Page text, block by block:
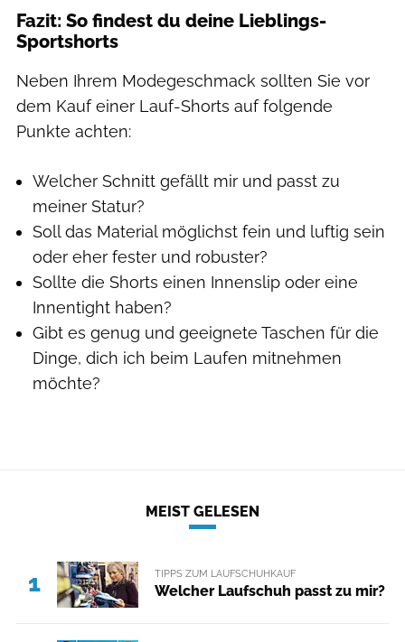
Fazit: So findest du deine Lieblings-
Sportshorts
Neben Ihrem Modegeschmack sollten Sie vor
dem Kauf einer Lauf-Shorts auf folgende
Punkte achten:
Welcher Schnitt gefällt mir und passt zu
meiner Statur?
Soll das Material möglichst fein und luftig sein
oder eher fester und robuster?
Sollte die Shorts einen Innenslip oder eine
Innentight haben?
Gibt es genug und geeignete Taschen für die
Dinge, dich ich beim Laufen mitnehmen
möchte?
MEIST GELESEN
1 TIPPS ZUM LAUFSCHUHKAUF
Welcher Laufschuh passt zu mir?